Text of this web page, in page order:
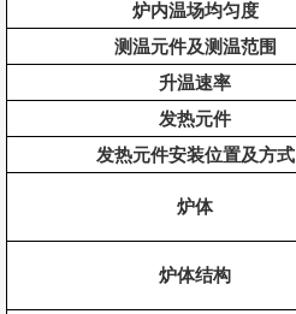
炉内温场均匀度
测温元件及测温范围
升温速率
发热元件
发热元件安装位置及方式
炉体
炉体结构